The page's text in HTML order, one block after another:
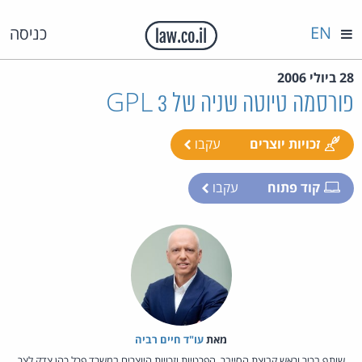
כניסה EN
28 ביולי 2006
פורסמה טיוטה שניה של 3 GPL
זכויות יוצרים עקבו
קוד פתוח עקבו
מאת‏עו"ד חיים רביה